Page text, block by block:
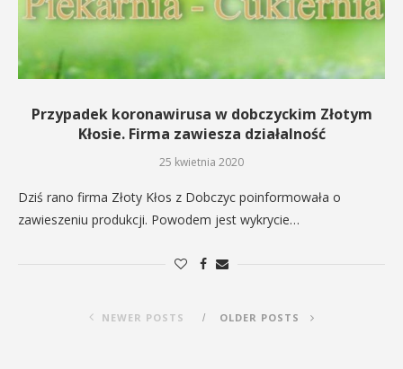
Przypadek koronawirusa w dobczyckim Złotym
Kłosie. Firma zawiesza działalność
25 kwietnia 2020
Dziś rano firma Złoty Kłos z Dobczyc poinformowała o
zawieszeniu produkcji. Powodem jest wykrycie…
NEWER POSTS OLDER POSTS